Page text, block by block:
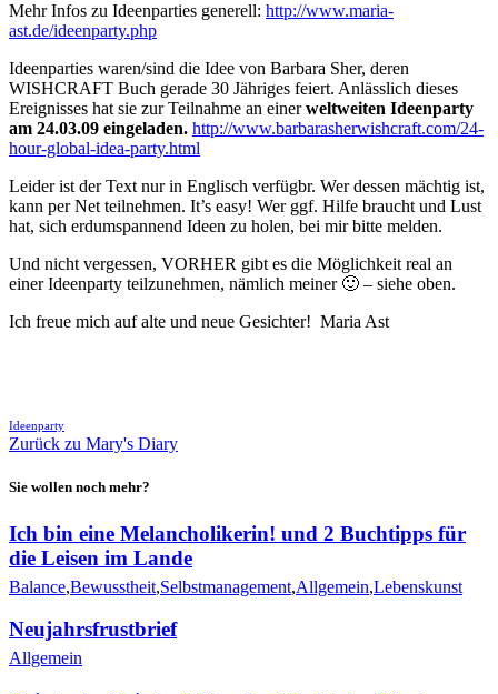
Mehr Infos zu Ideenparties generell: http://www.maria-
ast.de/ideenparty.php
Ideenparties waren/sind die Idee von Barbara Sher, deren
WISHCRAFT Buch gerade 30 Jähriges feiert. Anlässlich dieses
Ereignisses hat sie zur Teilnahme an einerweltweiten Ideenparty
am 24.03.09 eingeladen. http://www.barbarasherwishcraft.com/24-
hour-global-idea-party.html
Leider ist der Text nur in Englisch verfügbr. Wer dessen mächtig ist,
kann per Net teilnehmen. It’s easy! Wer ggf. Hilfe braucht und Lust
hat, sich erdumspannend Ideen zu holen, bei mir bitte melden.
Und nicht vergessen, VORHER gibt es die Möglichkeit real an
einer Ideenparty teilzunehmen, nämlich meiner 🙂 – siehe oben.
Ich freue mich auf alte und neue Gesichter! Maria Ast
Ideenparty
Zurück zu Mary's Diary
Sie wollen noch mehr?
Ich bin eine Melancholikerin! und 2 Buchtipps für
die Leisen im Lande
Balance,Bewusstheit,Selbstmanagement,Allgemein,Lebenskunst
Neujahrsfrustbrief
Allgemein